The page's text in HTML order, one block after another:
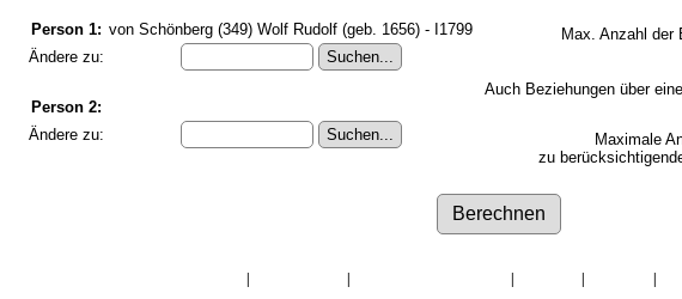
Person 1: von Schönberg (349) Wolf Rudolf (geb. 1656) - I1799
Ändere zu:
Person 2:
Ändere zu:
Max. Anzahl der
Auch Beziehungen über
Maximale
zu
| | | | |